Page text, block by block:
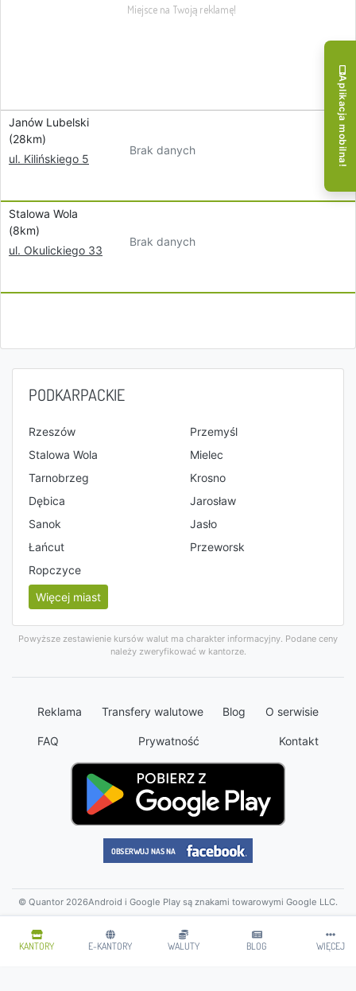
KANTORY E-KANTORY WALUTY BLOG WIĘCEJ
Janów Lubelski
(28km)
ul. Kilińskiego 5
Brak danych
Stalowa Wola
(8km)
ul. Okulickiego 33
Brak danych
PODKARPACKIE
Rzeszów
Przemyśl
Stalowa Wola
Mielec
Tarnobrzeg
Krosno
Dębica
Jarosław
Sanok
Jasło
Łańcut
Przeworsk
Ropczyce
Więcej miast
Powyższe zestawienie kursów walut ma charakter informacyjny. Podane ceny
należy zweryfikować w kantorze.
Reklama Transfery walutowe Blog O serwisie
FAQ Prywatność Kontakt
© Quantor 2026Android i Google Play są znakami towarowymi Google LLC.
Aplikacja mobilna!